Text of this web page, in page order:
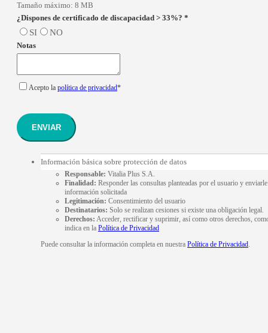
Tamaño máximo: 8 MB
¿Dispones de certificado de discapacidad > 33%? *
SI NO
Notas
Acepto la política de privacidad*
ENVIAR
Información básica sobre protección de datos
Responsable: Vitalia Plus S.A.
Finalidad: Responder las consultas planteadas por el usuario y
información solicitada
Legitimación: Consentimiento del usuario
Destinatarios: Solo se realizan cesiones si existe una obligación legal.
Derechos: Acceder, rectificar y suprimir, así como otros derechos,
indica en la Política de Privacidad
Puede consultar la información completa en nuestra Política de Privacidad.